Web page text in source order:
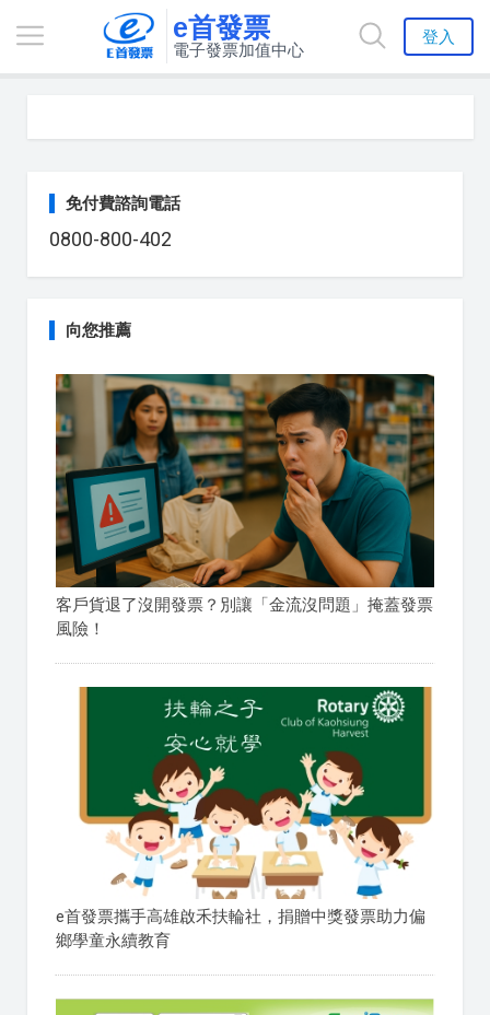
e首發票
電子發票加值中心
登入
免付費諮詢電話
0800-800-402
向您推薦
客戶貨退了沒開發票？別讓「金流沒問題」掩蓋發票
風險！
e首發票攜手高雄啟禾扶輪社，捐贈中獎發票助力偏
鄉學童永續教育